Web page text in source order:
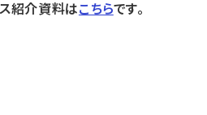
紹介資料はこちらです。